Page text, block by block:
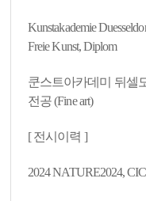
Kunstakademie
Freie Kunst, Diplom
쿤스트아카데미 뒤셀
전공 (Fine art)
[ 전시이력 ]
2024 NATURE2024,